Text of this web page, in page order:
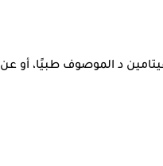
د الموصوف طبيًا، أو عن